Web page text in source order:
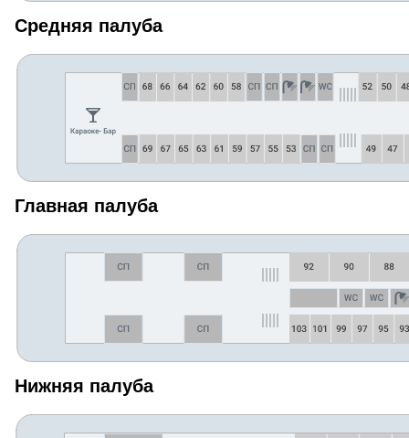
Средняя палуба
Главная палуба
Нижняя палуба